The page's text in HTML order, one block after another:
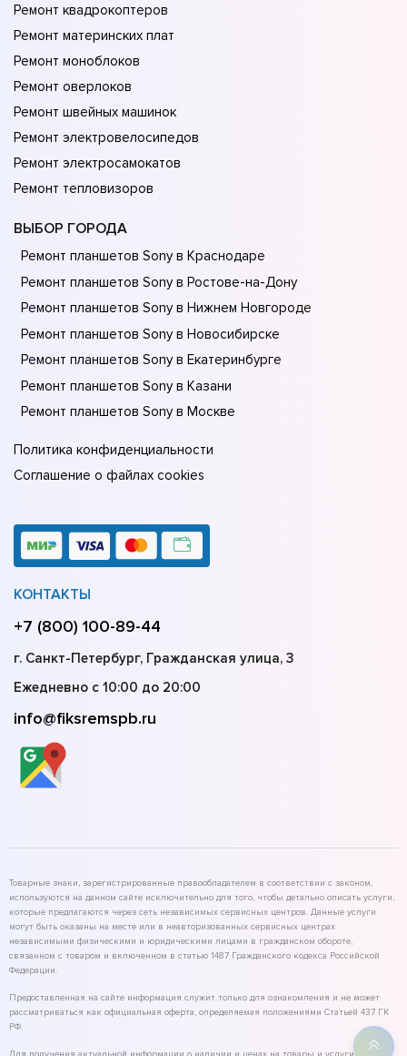
Ремонт квадрокоптеров
Ремонт материнских плат
Ремонт моноблоков
Ремонт оверлоков
Ремонт швейных машинок
Ремонт электровелосипедов
Ремонт электросамокатов
Ремонт тепловизоров
ВЫБОР ГОРОДА
Ремонт планшетов Sony в Краснодаре
Ремонт планшетов Sony в Ростове-на-Донy
Ремонт планшетов Sony в Нижнем Новгороде
Ремонт планшетов Sony в Новосибирске
Ремонт планшетов Sony в Екатеринбурге
Ремонт планшетов Sony в Казани
Ремонт планшетов Sony в Москве
Политика конфиденциальности
Соглашение о файлах cookies
КОНТАКТЫ
+7 (800) 100-89-44
г. Санкт-Петербург, Гражданская улица, 3
Ежедневно с 10:00 до 20:00
info@fiksremspb.ru
Товарные знаки, зарегистрированные правообладателем в соответствии с законом,
используются на данном сайте исключительно для того, чтобы детально описать услуги,
которые предлагаются через сеть независимых сервисных центров. Данные услуги
могут быть оказаны на месте или в неавторизованных сервисных центрах
независимыми физическими и юридическими лицами в гражданском обороте,
связанном с товаром и включенном в статью 1487 Гражданского кодекса Российской
Федерации.
Предоставленная на сайте информация служит только для ознакомления и не может
рассматриваться как официальная оферта, определяемая положениями Статьей 437 ГК
РФ.